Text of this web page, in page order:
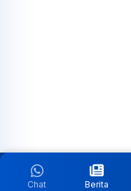
Chat Berita